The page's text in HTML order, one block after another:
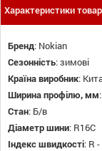
Характеристики
Бренд: Nokian
Сезонність:зимові
Країна виробник:
Ширина профілю, мм:
Стан: Б/в
Діаметр шини: R16C
Індекс швидкості: R